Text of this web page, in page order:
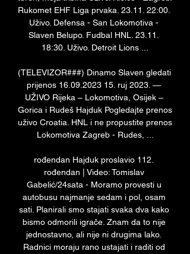
Rukomet EHF Liga prvaka. 23.11. 22:00.
Uživo. Defensa - San Lokomotiva -
Slaven Belupo. Fudbal HNL. 23.11.
18:30. Uživo. Detroit Lions ...
(TELEVIZOR###) Dinamo Slaven gledati
prijenos 16.09.2023 15. ruj 2023. —
UŽIVO Rijeka – Lokomotiva, Osijek –
Gorica i Rudeš Hajduk Pogledajte prenos
uživo Croatia. HNL i ne propustite prenos
Lokomotiva Zagreb - Rudes, ...
rođendan Hajduk proslavio 112.
rođendan | Video: Tomislav
Gabelić/24sata - Moramo provesti u
autobusu najmanje sedam i pol, osam
sati. Planirali smo stajati svaka dva kako
bismo odmorili igrače. Znam da to nije
jednostavno, ali nije ni drugima lako.
Radnici moraju rano ustajati i raditi od